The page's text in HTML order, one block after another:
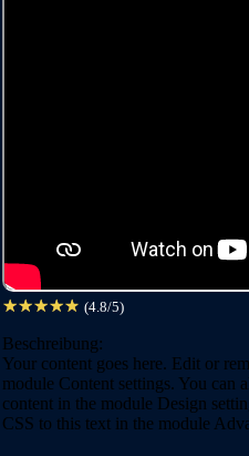
☆☆☆☆☆ (4.8/5)
Beschreibung:
Your content goes here. Edit or
module Content settings. You can
content in the module Design
CSS to this text in the module